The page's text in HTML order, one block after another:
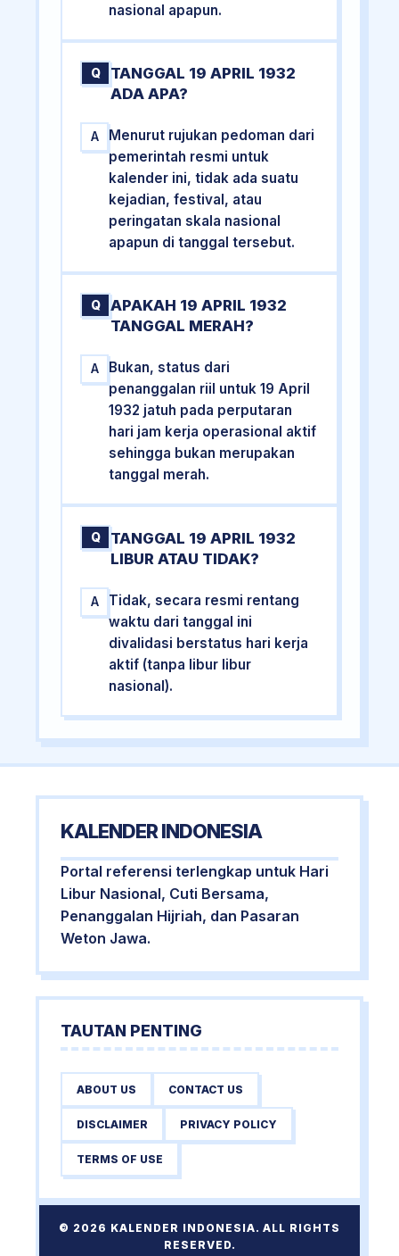
nasional apapun.
Q
TANGGAL 19 APRIL 1932
ADA APA?
A
Menurut rujukan pedoman dari
pemerintah resmi untuk
kalender ini, tidak ada suatu
kejadian, festival, atau
peringatan skala nasional
apapun di tanggal tersebut.
Q
APAKAH 19 APRIL 1932
TANGGAL MERAH?
A
Bukan, status dari
penanggalan riil untuk 19 April
1932 jatuh pada perputaran
hari jam kerja operasional aktif
sehingga bukan merupakan
tanggal merah.
Q
TANGGAL 19 APRIL 1932
LIBUR ATAU TIDAK?
A
Tidak, secara resmi rentang
waktu dari tanggal ini
divalidasi berstatus hari kerja
aktif (tanpa libur libur
nasional).
KALENDER INDONESIA
Portal referensi terlengkap untuk Hari
Libur Nasional, Cuti Bersama,
Penanggalan Hijriah, dan Pasaran
Weton Jawa.
TAUTAN PENTING
ABOUT US CONTACT US
DISCLAIMER PRIVACY POLICY
TERMS OF USE
© 2026 KALENDER INDONESIA. ALL RIGHTS
RESERVED.